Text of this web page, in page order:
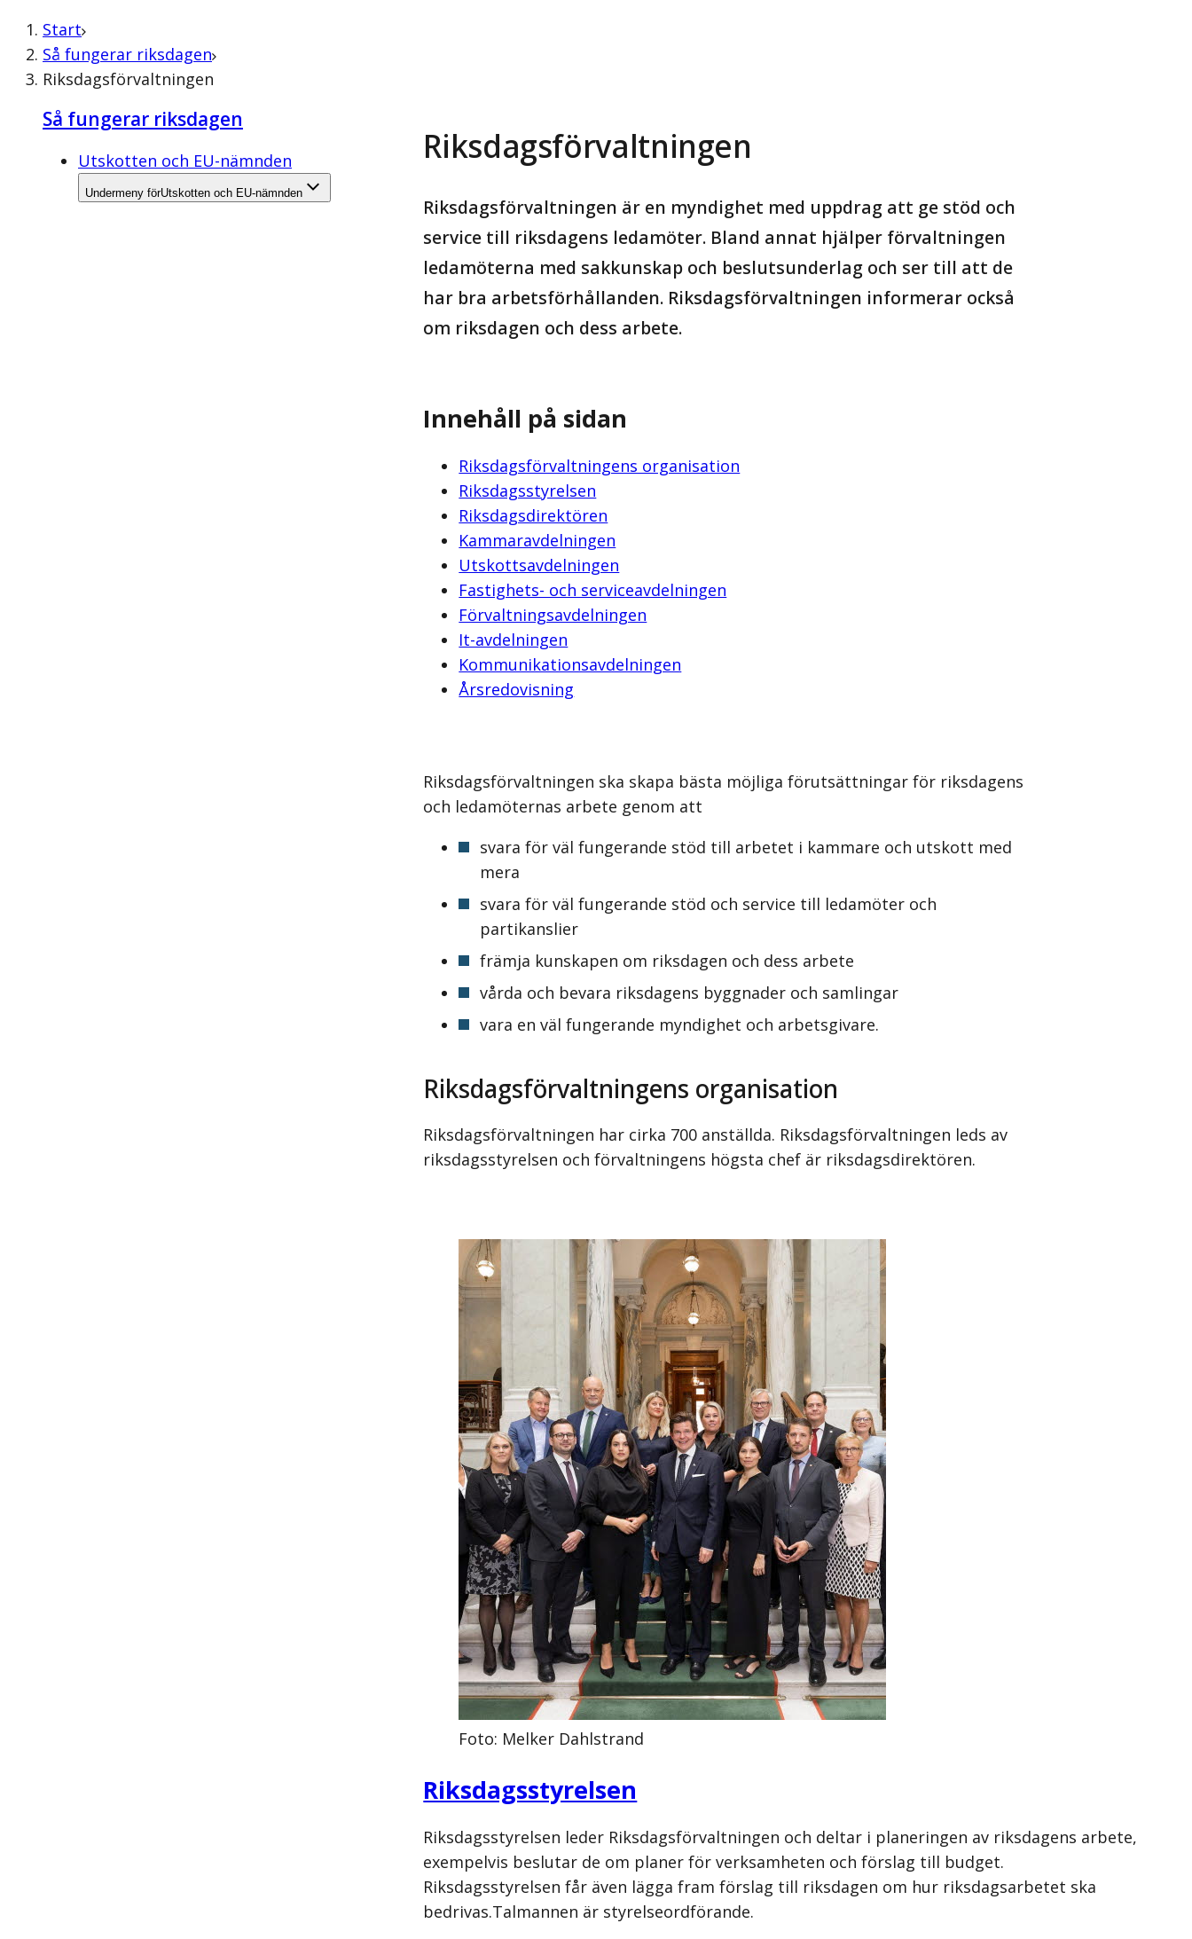
Start
Så fungerar riksdagen
Riksdagsförvaltningen
Så fungerar riksdagen
Utskotten och EU-nämnden
Undermeny förUtskotten och EU-nämnden
Riksdagsförvaltningen
Riksdagsförvaltningen är en myndighet med uppdrag att ge stöd och
service till riksdagens ledamöter. Bland annat hjälper förvaltningen
ledamöterna med sakkunskap och beslutsunderlag och ser till att de
har bra arbetsförhållanden. Riksdagsförvaltningen informerar också
om riksdagen och dess arbete.
Innehåll på sidan
Riksdagsförvaltningens organisation
Riksdagsstyrelsen
Riksdagsdirektören
Kammaravdelningen
Utskottsavdelningen
Fastighets- och serviceavdelningen
Förvaltningsavdelningen
It-avdelningen
Kommunikationsavdelningen
Årsredovisning
Riksdagsförvaltningen ska skapa bästa möjliga förutsättningar för riksdagens
och ledamöternas arbete genom att
svara för väl fungerande stöd till arbetet i kammare och utskott med
mera
svara för väl fungerande stöd och service till ledamöter och
partikanslier
främja kunskapen om riksdagen och dess arbete
vårda och bevara riksdagens byggnader och samlingar
vara en väl fungerande myndighet och arbetsgivare.
Riksdagsförvaltningens organisation
Riksdagsförvaltningen har cirka 700 anställda. Riksdagsförvaltningen leds av
riksdagsstyrelsen och förvaltningens högsta chef är riksdagsdirektören.
Foto: Melker Dahlstrand
Riksdagsstyrelsen
Riksdagsstyrelsen leder Riksdagsförvaltningen och deltar i planeringen av riksdagens arbete,
exempelvis beslutar de om planer för verksamheten och förslag till budget.
Riksdagsstyrelsen får även lägga fram förslag till riksdagen om hur riksdagsarbetet ska
bedrivas.Talmannen är styrelseordförande.